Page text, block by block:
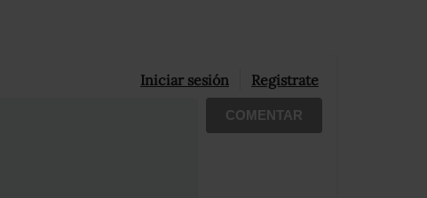
Iniciar sesión Registrate
COMENTAR